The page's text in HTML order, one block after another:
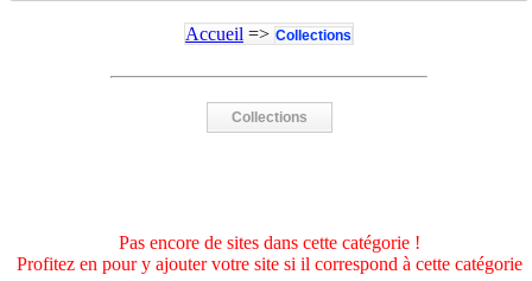
Accueil => Collections
Collections
Pas encore de sites dans cette catégorie !
Profitez en pour y ajouter votre site si il correspond à cette catégorie